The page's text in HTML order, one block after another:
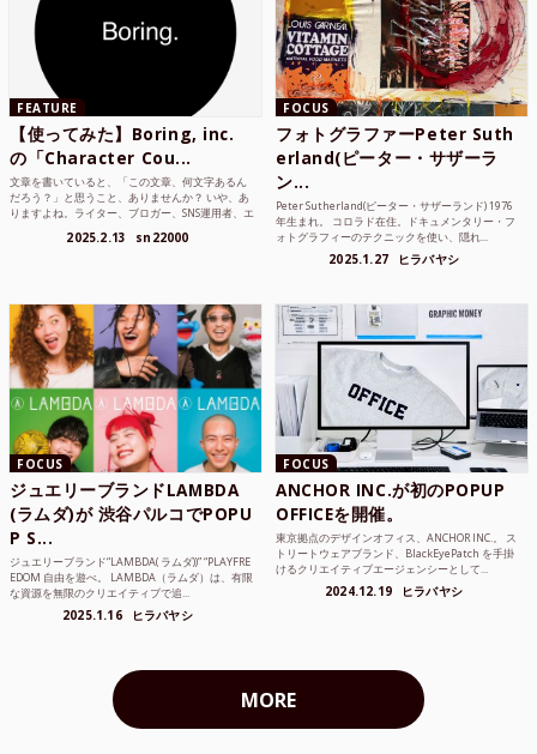
FEATURE
【使ってみた】Boring, inc.
の「Character Cou...
文章を書いていると、「この文章、何文字あるん
だろう？」と思うこと、ありませんか？ いや、あ
りますよね。ライター、ブロガー、SNS運用者、エ
2025.2.13 sn22000
FOCUS
フォトグラファーPeter Suth
erland(ピーター・サザーラ
ン...
Peter Sutherland(ピーター・サザーランド) 1976
年生まれ。 コロラド在住。ドキュメンタリー・フ
ォトグラフィーのテクニックを使い、隠れ...
2025.1.27 ヒラバヤシ
FOCUS
ジュエリーブランドLAMBDA
(ラムダ)が 渋谷パルコでPOPU
P S...
ジュエリーブランド“LAMBDA( ラムダ))” “PLAYFRE
EDOM 自由を遊べ。 LAMBDA（ラムダ）は、有限
な資源を無限のクリエイティブで追...
2025.1.16 ヒラバヤシ
FOCUS
ANCHOR INC.が初のPOPUP
OFFICEを開催。
東京拠点のデザインオフィス、ANCHOR INC.。 ス
トリートウェアブランド、BlackEyePatch を手掛
けるクリエイティブエージェンシーとして...
2024.12.19 ヒラバヤシ
MORE